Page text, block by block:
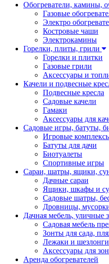
Обогреватели, камины,
Газовые
Электро
Костровые чаши
Электрокамины
Горелки, плиты, грили
Горелки и плитки
Газовые грили
Аксессуары и
Качели и подвесные
Подвесные кресла
Садовые качели
Гамаки
Аксессуары для
Садовые игры, батуты,
Игровые
Батуты для дачи
Биотуалеты
Спортивные игры
Сараи, шатры, ящики,
Дачные сараи
Ящики, шкафы и
Садовые шатры,
Дровницы,
Дачная мебель, уличные
Садовая мебель
Зонты для сада,
Лежаки и шезлонги
Аксессуары для
Аренда обогревателей